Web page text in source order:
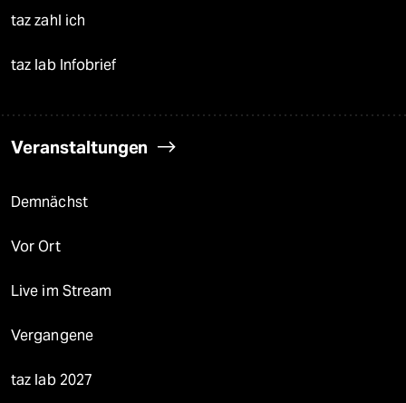
taz zahl ich
taz lab Infobrief
Veranstaltungen
Demnächst
Vor Ort
Live im Stream
Vergangene
taz lab 2027